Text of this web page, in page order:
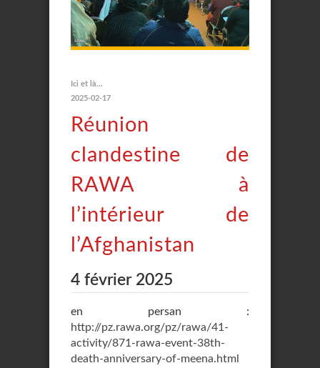
Ici et là...
2025-02-17
Réunion
clandestine de
RAWA à
l’intérieur de
l’Afghanistan
4 février 2025
en persan :
http://pz.rawa.org/pz/rawa/41-
activity/871-rawa-event-38th-
death-anniversary-of-meena.html